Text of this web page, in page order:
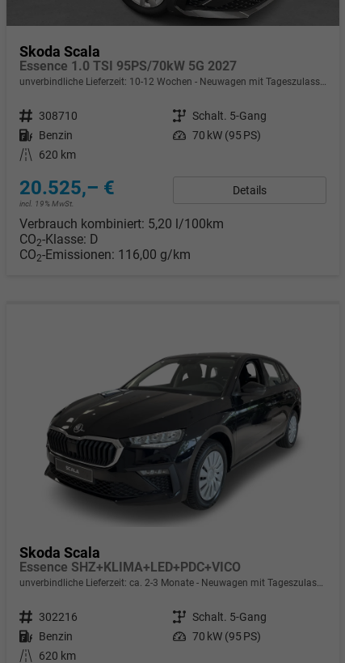
Skoda Scala
Essence 1.0 TSI 95PS/70kW 5G 2027
unverbindliche Lieferzeit: 10-12 Wochen Neuwagen mit Tageszulassung
Fahrzeugnr. 308710 Getriebe Schalt. 5-Gang
Kraftstoff Benzin Leistung 70 kW (95 PS)
Kilometerstand
620 km
20.525,– €
incl. 19% MwSt.
Details
Verbrauch kombiniert: 5,20 l/100km
CO2-Klasse: D
CO2-Emissionen: 116,00 g/km
Skoda Scala
Essence SHZ+KLIMA+LED+PDC+VICO
unverbindliche Lieferzeit: ca. 2-3 Monate Neuwagen mit Tageszulassung
Fahrzeugnr. 302216 Getriebe Schalt. 5-Gang
Kraftstoff Benzin Leistung 70 kW (95 PS)
Kilometerstand
620 km